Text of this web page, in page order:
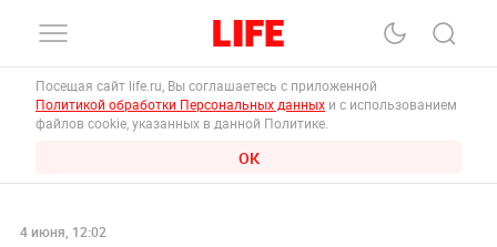
Посещая сайт life.ru, Вы соглашаетесь с приложенной
Политикой обработки Персональных данных и с использованием
файлов cookie, указанных в данной Политике.
ОК
4 июня, 12:02